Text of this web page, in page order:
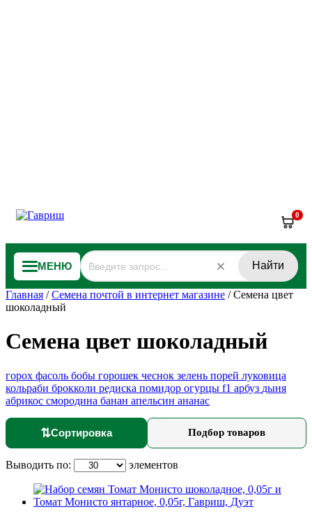
0
МЕНЮ Найти
Главная /Семена почтой в интернет магазине /Семена цвет
шоколадный
Семена цвет шоколадный
горох фасоль бобы горошек чеснок зелень порей луковица
кольраби брокколи редиска помидор огурцы f1 арбуз дыня
абрикос смородина банан апельсин ананас
⇅Сортировка Подбор товаров
Выводить по: элементов